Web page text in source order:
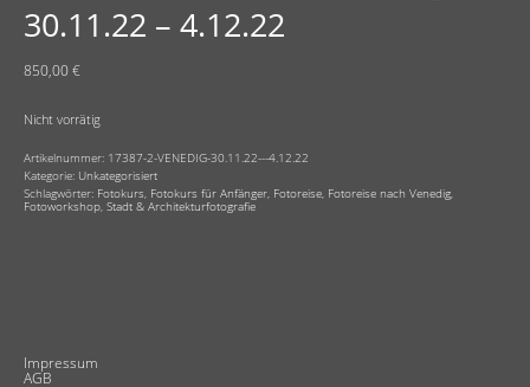
30.11.22 – 4.12.22
850,00€
Nicht vorrätig
Artikelnummer: 17387-2-VENEDIG-30.11.22---4.12.22
Kategorie: Unkategorisiert
Schlagwörter: Fotokurs Fotokurs für Anfänger Fotoreise Fotoreise nach Venedig
Fotoworkshop Stadt & Architekturfotografie
Impressum
AGB